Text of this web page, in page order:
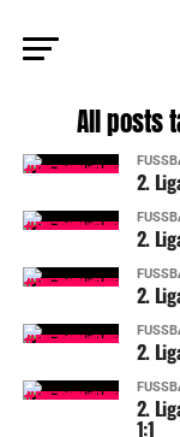
All posts
2.
2.
2.
2.
2.
1:1